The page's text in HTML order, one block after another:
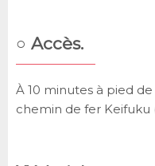
○ Accès.
À 10 minutes à pied
chemin de fer Keifuku